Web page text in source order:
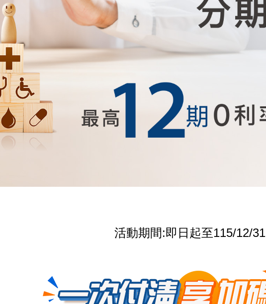
活動期間:即日起至115/12/31